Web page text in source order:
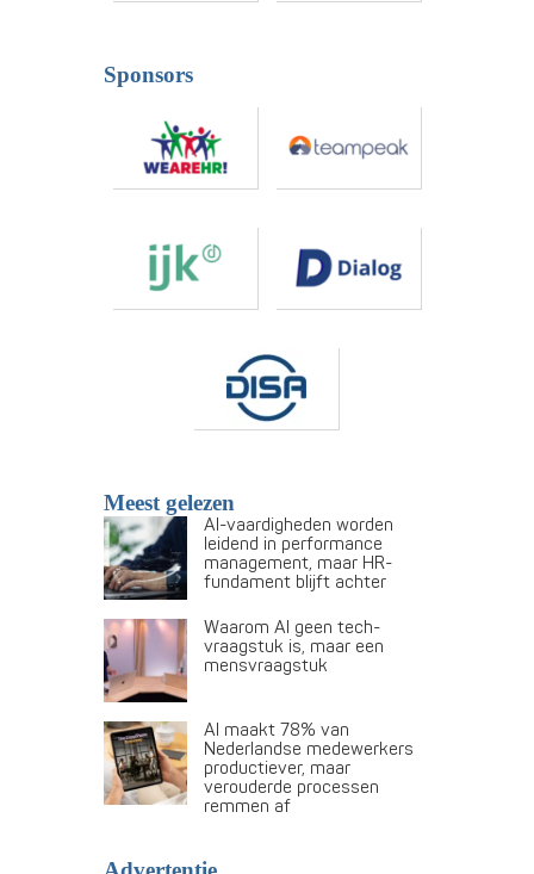
Sponsors
Meest gelezen
AI-vaardigheden worden
leidend in performance
management, maar HR-
fundament blijft achter
Waarom AI geen tech-
vraagstuk is, maar een
mensvraagstuk
AI maakt 78% van
Nederlandse medewerkers
productiever, maar
verouderde processen
remmen af